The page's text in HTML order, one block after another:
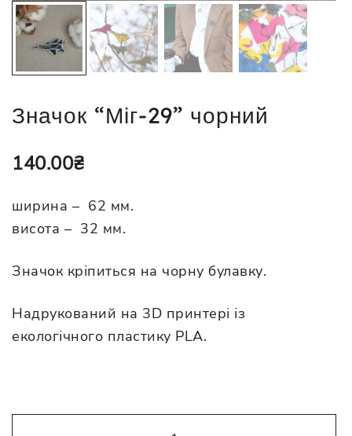
Значок “Міг-29” чорний
140.00₴
ширина – 62 мм.
висота – 32 мм.
Значок кріпиться на чорну булавку.
Надрукований на 3D принтері із
екологічного пластику PLA.